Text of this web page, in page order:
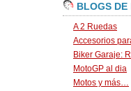
BLOGS DE
A 2 Ruedas
Accesorios
Biker Garaje:
MotoGP al dia
Motos y más…